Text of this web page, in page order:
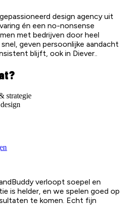
design agency uit
én een no-nonsense
met bedrijven door heel
geven persoonlijke aandacht
blijft, ook in Diever..
strategie
verloopt soepel en
is helder, en we spelen goed op
te komen. Echt fijn